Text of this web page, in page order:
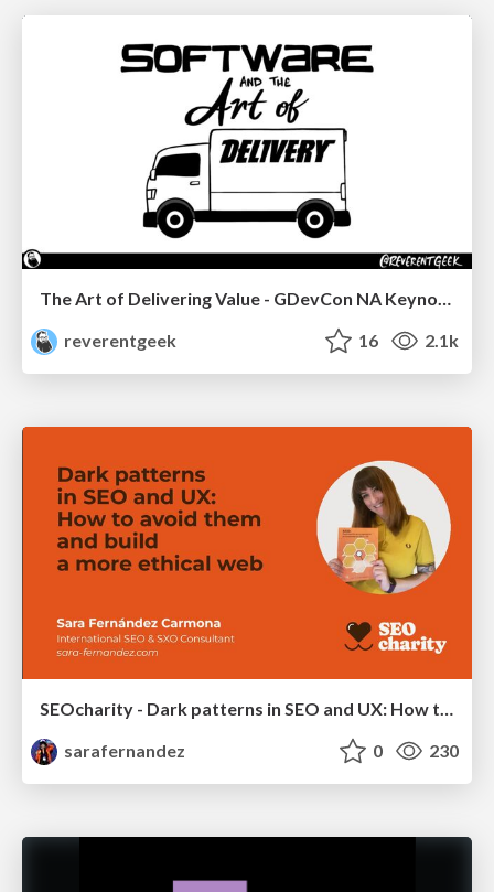
reverentgeek
16 2.1k
SEOcharity - Dark patterns in SEO and UX: How to avoid them and build a more ethical web
sarafernandez
0 230